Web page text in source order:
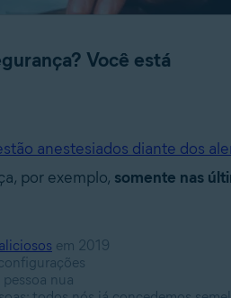
Você está
anestesiados diante dos
por exemplo, somente nas
em 2019
nua